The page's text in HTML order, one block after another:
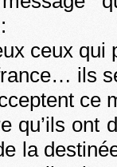
ceux
ils
ce
qu’ils ont
la